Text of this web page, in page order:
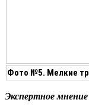
Фото №5. Мелкие
Экспертное мнение